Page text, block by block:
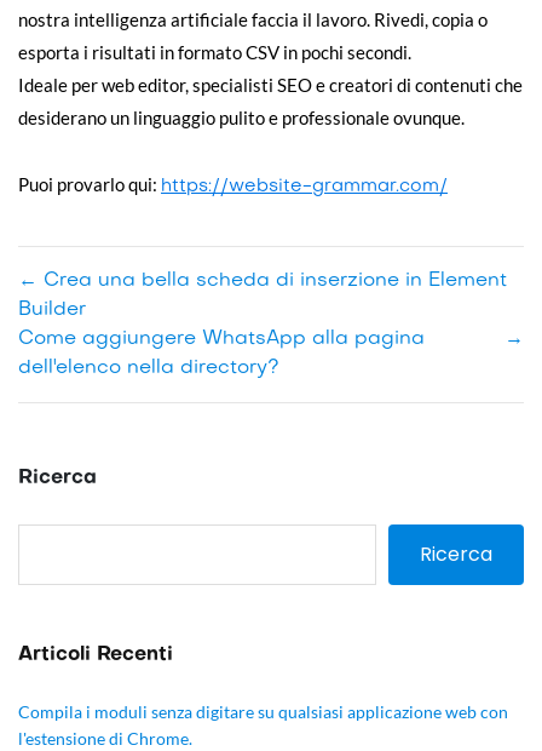
nostra intelligenza artificiale faccia il lavoro. Rivedi, copia o
esporta i risultati in formato CSV in pochi secondi.
Ideale per web editor, specialisti SEO e creatori di contenuti che
desiderano un linguaggio pulito e professionale ovunque.
Puoi provarlo qui: https://website-grammar.com/
← Crea una bella scheda di inserzione in Element
Builder
→
Come aggiungere WhatsApp alla pagina
dell'elenco nella directory?
Ricerca
Ricerca
Articoli Recenti
Compila i moduli senza digitare su qualsiasi applicazione web con
l'estensione di Chrome.